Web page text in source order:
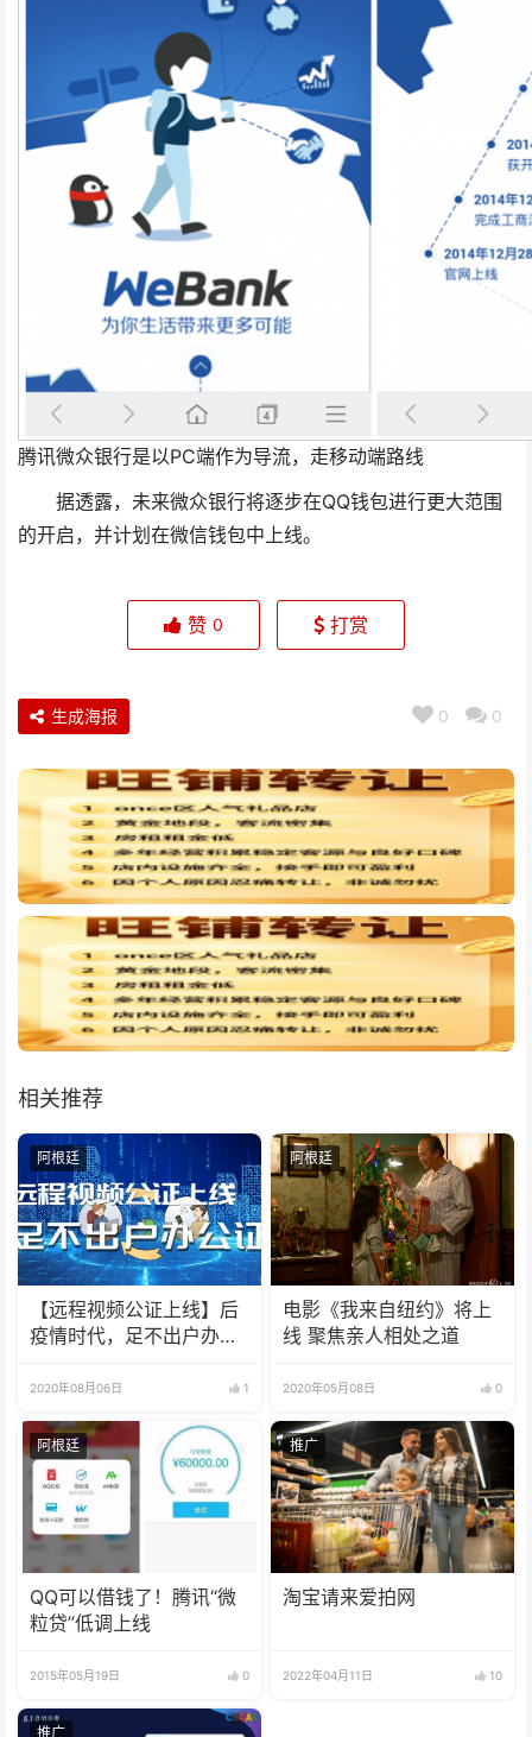
腾讯微众银行是以PC端作为导流，走移动端路线
据透露，未来微众银行将逐步在QQ钱包进行更大范围
的开启，并计划在微信钱包中上线。
赞 0 打赏
0 0
生成海报
相关推荐
阿根廷
【远程视频公证上线】后
疫情时代，足不出户办公
2020年08月06日 1
阿根廷
电影《我来自纽约》将上
线 聚焦亲人相处之道
2020年05月08日 0
阿根廷
QQ可以借钱了！腾讯“微
粒贷”低调上线
2015年05月19日 0
推广
淘宝请来爱拍网
2022年04月11日 10
推广